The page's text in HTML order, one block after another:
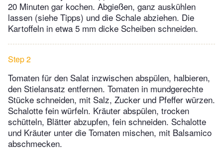
20 Minuten gar kochen. Abgießen, ganz auskühlen
lassen (siehe Tipps) und die Schale abziehen. Die
Kartoffeln in etwa 5 mm dicke Scheiben schneiden.
Step 2
Tomaten für den Salat inzwischen abspülen, halbieren,
den Stielansatz entfernen. Tomaten in mundgerechte
Stücke schneiden, mit Salz, Zucker und Pfeffer würzen.
Schalotte fein würfeln. Kräuter abspülen, trocken
schütteln, Blätter abzupfen, fein schneiden. Schalotte
und Kräuter unter die Tomaten mischen, mit Balsamico
abschmecken.